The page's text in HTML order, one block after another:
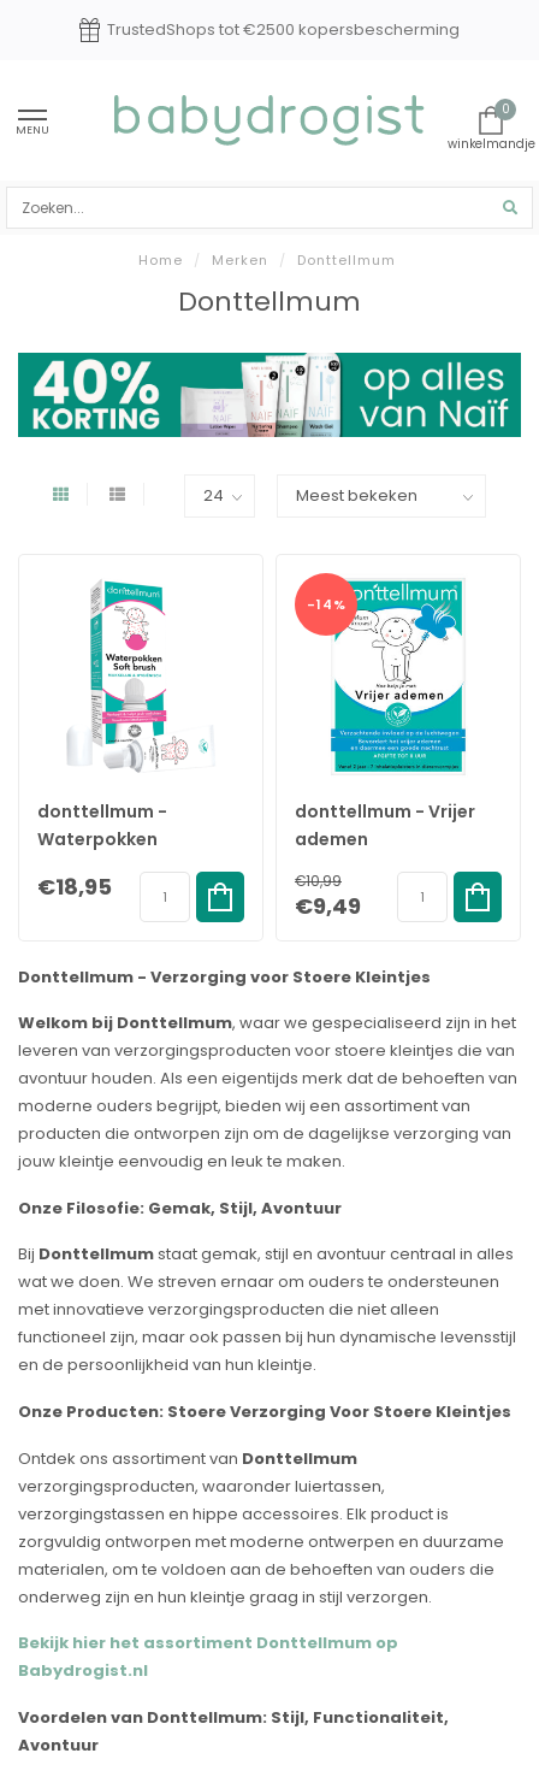
TrustedShops tot €2500 kopersbescherming
MENU
0
Home / Merken / Donttellmum
Donttellmum
donttellmum -
Waterpokken
behandeling - 50ml
€18,95
-14%
donttellmum - Vrijer
ademen
Inhalatiepleister - 7
stuks
€10,99
€9,49
Donttellmum - Verzorging voor Stoere Kleintjes
Welkom bij Donttellmum, waar we gespecialiseerd zijn in het
leveren van verzorgingsproducten voor stoere kleintjes die van
avontuur houden. Als een eigentijds merk dat de behoeften van
moderne ouders begrijpt, bieden wij een assortiment van
producten die ontworpen zijn om de dagelijkse verzorging van
jouw kleintje eenvoudig en leuk te maken.
Onze Filosofie: Gemak, Stijl, Avontuur
Bij Donttellmumstaat gemak, stijl en avontuur centraal in alles
wat we doen. We streven ernaar om ouders te ondersteunen
met innovatieve verzorgingsproducten die niet alleen
functioneel zijn, maar ook passen bij hun dynamische levensstijl
en de persoonlijkheid van hun kleintje.
Onze Producten: Stoere Verzorging Voor Stoere Kleintjes
Ontdek ons assortiment van Donttellmum
verzorgingsproducten, waaronder luiertassen,
verzorgingstassen en hippe accessoires. Elk product is
zorgvuldig ontworpen met moderne ontwerpen en duurzame
materialen, om te voldoen aan de behoeften van ouders die
onderweg zijn en hun kleintje graag in stijl verzorgen.
Bekijk hier het assortiment Donttellmum op
Babydrogist.nl
Voordelen van Donttellmum: Stijl, Functionaliteit,
Avontuur